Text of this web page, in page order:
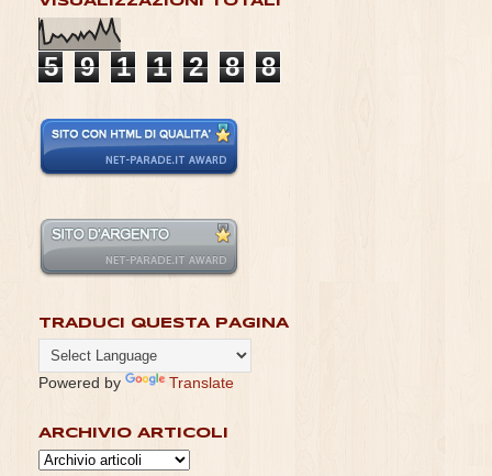
5 9 1 1 2 8 8
TRADUCI QUESTA PAGINA
Powered by Translate
ARCHIVIO ARTICOLI